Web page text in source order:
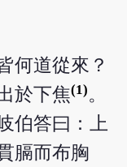
何道從來？
於下焦(1)。
伯答曰：上
膈而布胸